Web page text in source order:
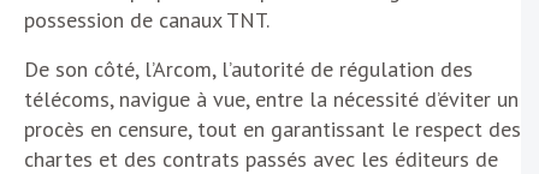
possession de canaux TNT.
De son côté, l’Arcom, l’autorité de régulation des
télécoms, navigue à vue, entre la nécessité d’éviter un
procès en censure, tout en garantissant le respect des
chartes et des contrats passés avec les éditeurs de